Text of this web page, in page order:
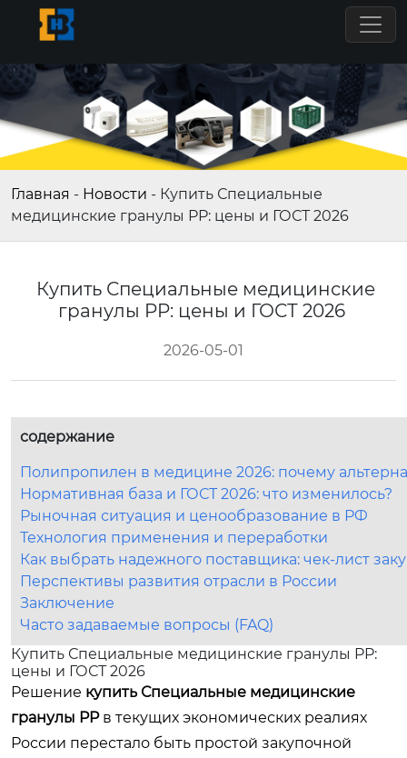
Главная - Новости - Купить Специальные
медицинские гранулы PP: цены и ГОСТ 2026
Купить Специальные медицинские
гранулы PP: цены и ГОСТ 2026
2026-05-01
содержание
Полипропилен в медицине 2026: почему
Нормативная база и ГОСТ 2026: что изменилось?
Рыночная ситуация и ценообразование в РФ
Технология применения и переработки
Как выбрать надежного поставщика: чек-лист
Перспективы развития отрасли в России
Заключение
Часто задаваемые вопросы (FAQ)
Купить Специальные медицинские гранулы PP:
цены и ГОСТ 2026
Решение купить Специальные медицинские
гранулы PPв текущих экономических реалиях
России перестало быть простой закупочной